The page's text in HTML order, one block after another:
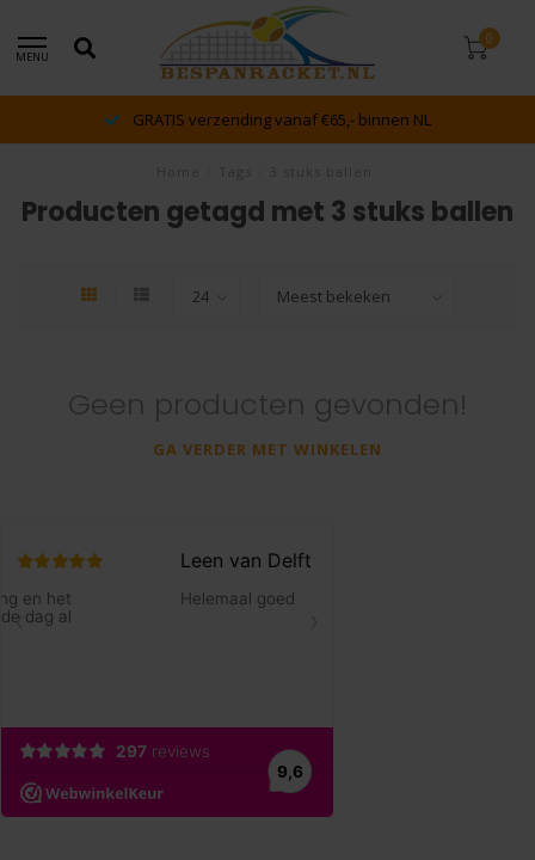
MENU
0
GRATIS verzending vanaf €65,- binnen NL
Producten getagd met 3 stuks ballen
Geen producten gevonden!
GA VERDER MET WINKELEN